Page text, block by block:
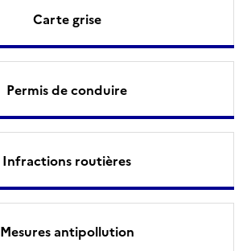
Carte grise
Permis de conduire
Infractions routières
Mesures antipollution